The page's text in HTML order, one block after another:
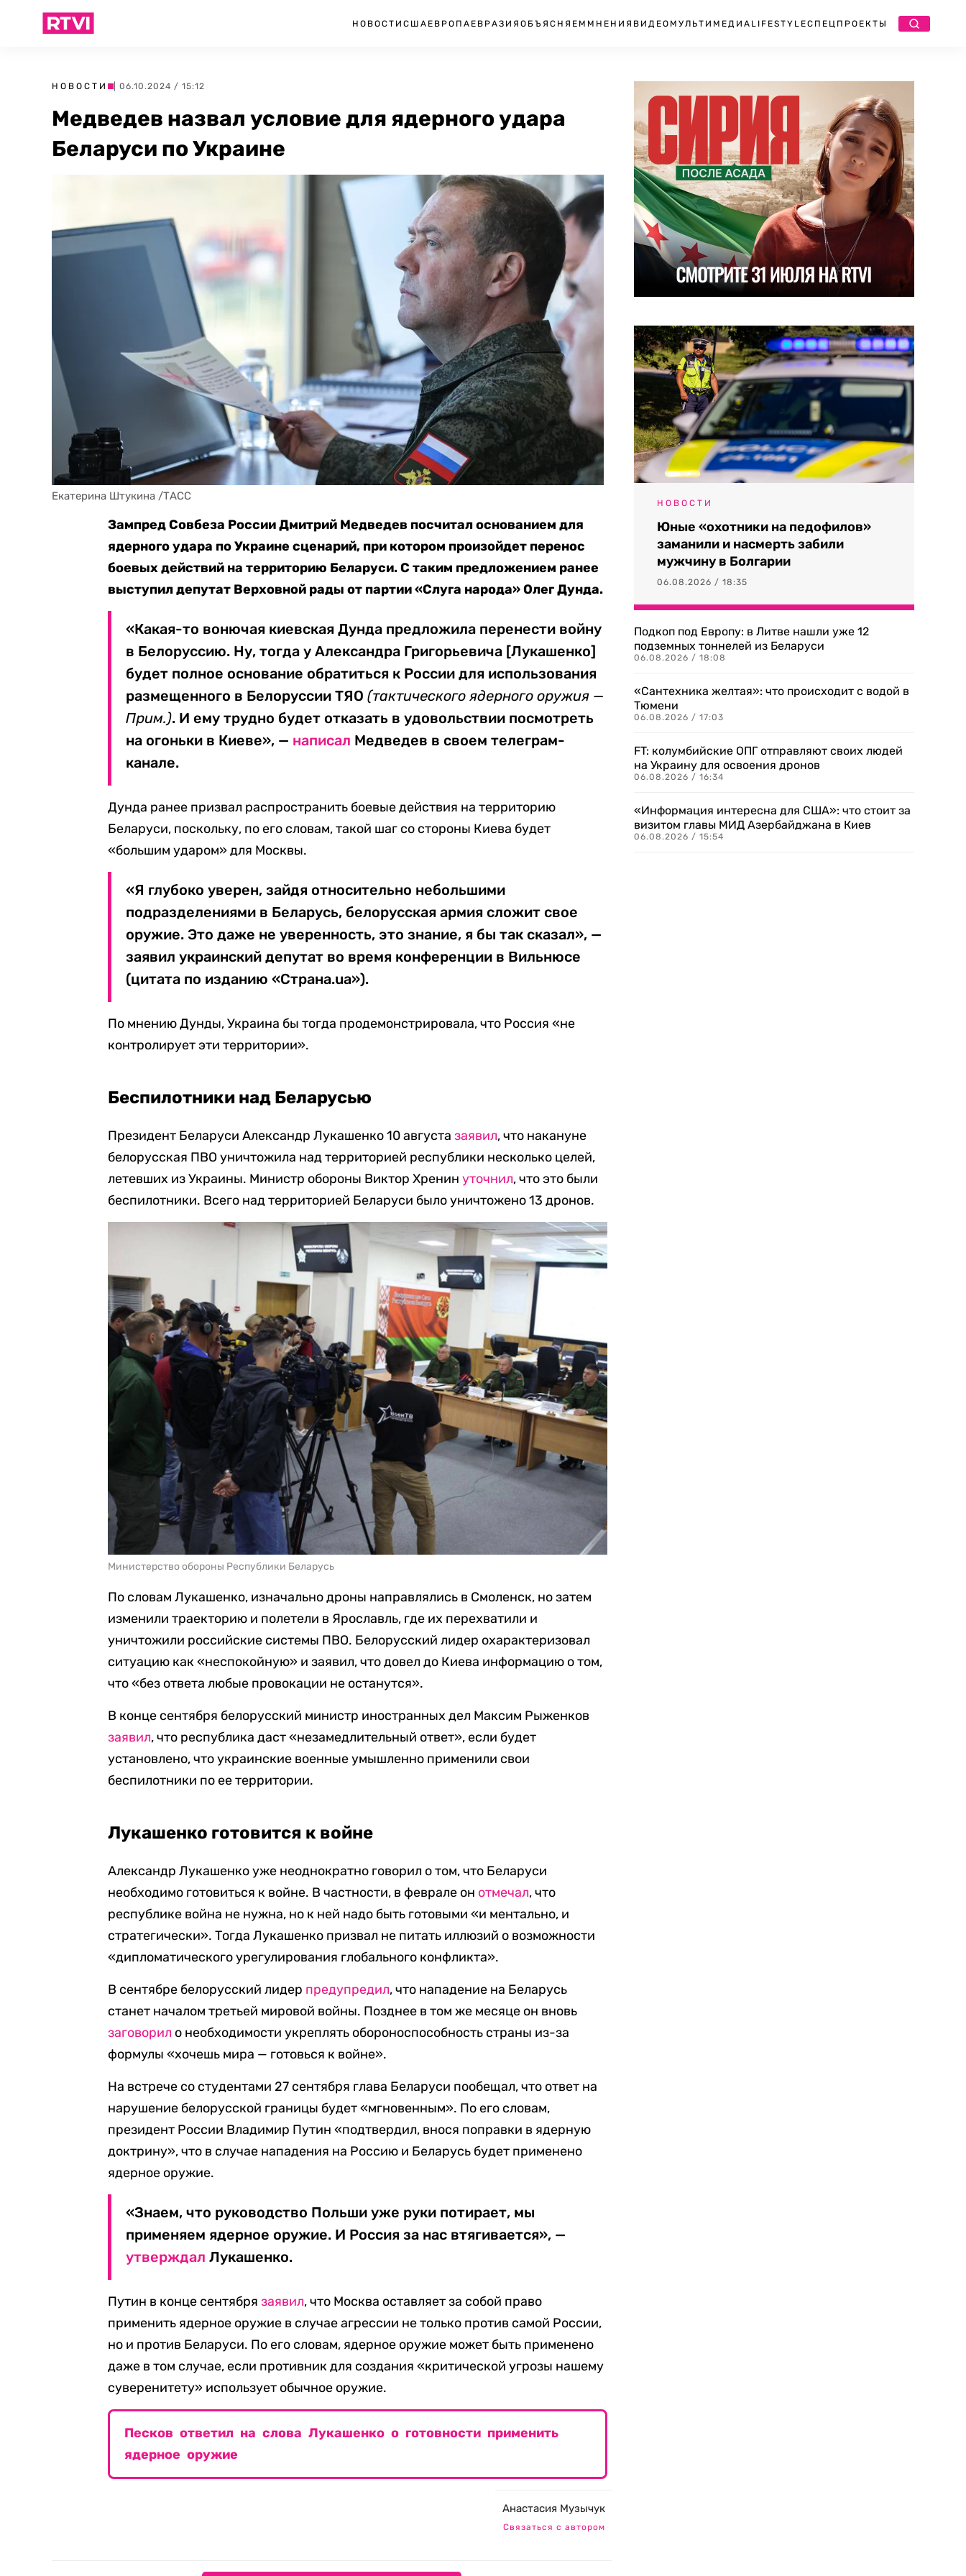
НОВОСТИ США ЕВРОПА ЕВРАЗИЯ ОБЪЯСНЯЕМ МНЕНИЯ ВИДЕО МУЛЬТИМЕДИА LIFESTYLEСПЕЦПРОЕКТЫ
НОВОСТИ | 06.10.2024 / 15:12
Медведев назвал условие для ядерного удара
Беларуси по Украине
Екатерина Штукина /ТАСС
Зампред Совбеза России Дмитрий Медведев посчитал основанием для
ядерного удара по Украине сценарий, при котором произойдет перенос
боевых действий на территорию Беларуси. С таким предложением ранее
выступил депутат Верховной рады от партии «Слуга народа» Олег Дунда.
«Какая-то вонючая киевская Дунда предложила перенести войну
в Белоруссию. Ну, тогда у Александра Григорьевича [Лукашенко]
будет полное основание обратиться к России для использования
размещенного в Белоруссии ТЯО (тактического ядерного оружия —
Прим.). И ему трудно будет отказать в удовольствии посмотреть
на огоньки в Киеве», — написал Медведев в своем телеграм-
канале.
Дунда ранее призвал распространить боевые действия на территорию
Беларуси, поскольку, по его словам, такой шаг со стороны Киева будет
«большим ударом» для Москвы.
«Я глубоко уверен, зайдя относительно небольшими
подразделениями в Беларусь, белорусская армия сложит свое
оружие. Это даже не уверенность, это знание, я бы так сказал», —
заявил украинский депутат во время конференции в Вильнюсе
(цитата по изданию «Страна.ua»).
По мнению Дунды, Украина бы тогда продемонстрировала, что Россия «не
контролирует эти территории».
Беспилотники над Беларусью
Президент Беларуси Александр Лукашенко 10 августа заявил, что накануне
белорусская ПВО уничтожила над территорией республики несколько целей,
летевших из Украины. Министр обороны Виктор Хренин уточнил, что это были
беспилотники. Всего над территорией Беларуси было уничтожено 13 дронов.
Министерство обороны Республики Беларусь
По словам Лукашенко, изначально дроны направлялись в Смоленск, но затем
изменили траекторию и полетели в Ярославль, где их перехватили и
уничтожили российские системы ПВО. Белорусский лидер охарактеризовал
ситуацию как «неспокойную» и заявил, что довел до Киева информацию о том,
что «без ответа любые провокации не останутся».
В конце сентября белорусский министр иностранных дел Максим Рыженков
заявил, что республика даст «незамедлительный ответ», если будет
установлено, что украинские военные умышленно применили свои
беспилотники по ее территории.
Лукашенко готовится к войне
Александр Лукашенко уже неоднократно говорил о том, что Беларуси
необходимо готовиться к войне. В частности, в феврале он отмечал, что
республике война не нужна, но к ней надо быть готовыми «и ментально, и
стратегически». Тогда Лукашенко призвал не питать иллюзий о возможности
«дипломатического урегулирования глобального конфликта».
В сентябре белорусский лидер предупредил, что нападение на Беларусь
станет началом третьей мировой войны. Позднее в том же месяце он вновь
заговорил о необходимости укреплять обороноспособность страны из-за
формулы «хочешь мира — готовься к войне».
На встрече со студентами 27 сентября глава Беларуси пообещал, что ответ на
нарушение белорусской границы будет «мгновенным». По его словам,
президент России Владимир Путин «подтвердил, внося поправки в ядерную
доктрину», что в случае нападения на Россию и Беларусь будет применено
ядерное оружие.
«Знаем, что руководство Польши уже руки потирает, мы
применяем ядерное оружие. И Россия за нас втягивается», —
утверждал Лукашенко.
Путин в конце сентября заявил, что Москва оставляет за собой право
применить ядерное оружие в случае агрессии не только против самой России,
но и против Беларуси. По его словам, ядерное оружие может быть применено
даже в том случае, если противник для создания «критической угрозы нашему
суверенитету» использует обычное оружие.
Песков ответил на слова Лукашенко о готовности применить
ядерное оружие
Анастасия Музычук
Связаться с автором
НОВОСТИ
Юные «охотники на педофилов»
заманили и насмерть забили
мужчину в Болгарии
06.08.2026 / 18:35
Подкоп под Европу: в Литве нашли уже 12
подземных тоннелей из Беларуси
06.08.2026 / 18:08
«Сантехника желтая»: что происходит с водой в
Тюмени
06.08.2026 / 17:03
FT: колумбийские ОПГ отправляют своих людей
на Украину для освоения дронов
06.08.2026 / 16:34
«Информация интересна для США»: что стоит за
визитом главы МИД Азербайджана в Киев
06.08.2026 / 15:54